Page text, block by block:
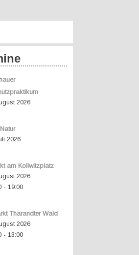
2026
2026
am Kollwitzplatz
2026
-19:00
Tharandter Wald
2026
-13:00